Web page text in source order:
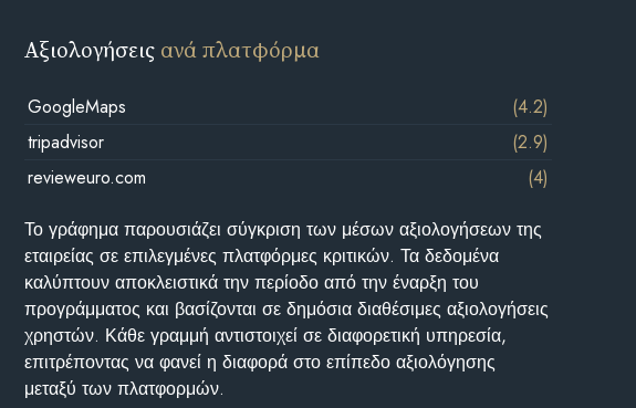
Αξιολογήσεις ανά πλατφόρμα
GoogleMaps
(4.2)
tripadvisor
(2.9)
revieweuro.com
(4)
Το γράφημα παρουσιάζει σύγκριση των μέσων αξιολογήσεων της
εταιρείας σε επιλεγμένες πλατφόρμες κριτικών. Τα δεδομένα
καλύπτουν αποκλειστικά την περίοδο από την έναρξη του
προγράμματος και βασίζονται σε δημόσια διαθέσιμες αξιολογήσεις
χρηστών. Κάθε γραμμή αντιστοιχεί σε διαφορετική υπηρεσία,
επιτρέποντας να φανεί η διαφορά στο επίπεδο αξιολόγησης
μεταξύ των πλατφορμών.